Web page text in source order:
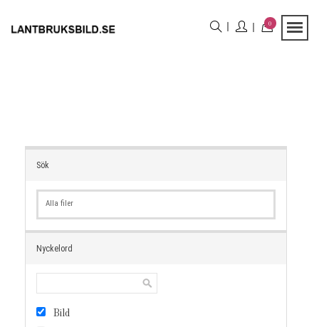
0
Sök
Alla filer
Nyckelord
Bild